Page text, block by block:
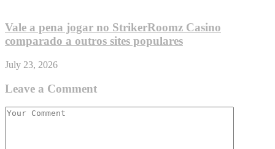
Vale a pena jogar no StrikerRoomz Casino
comparado a outros sites populares
July 23, 2026
Leave a Comment